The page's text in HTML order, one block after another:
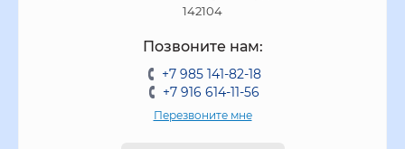
142104
Позвоните нам:
+7 985 141-82-18
+7 916 614-11-56
Перезвоните мне